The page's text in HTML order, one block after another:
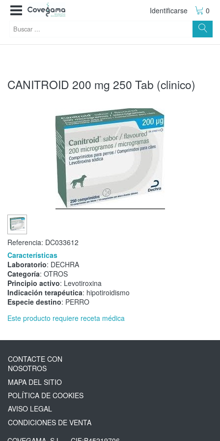
Identificarse 0
CANITROID 200 mg 250 Tab (clinico)
Referencia: DC033612
Características
Laboratorio: DECHRA
Categoría: OTROS
Principio activo: Levotiroxina
Indicación terapéutica: hipotiroidismo
Especie destino: PERRO
Este producto requiere receta médica
CONTACTE CON
NOSOTROS
MAPA DEL SITIO
POLÍTICA DE COOKIES
AVISO LEGAL
CONDICIONES DE VENTA